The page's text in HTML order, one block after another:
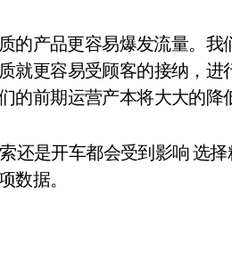
的产品更容易爆发流量。我
就更容易受顾客的接纳，进
前期运营产本将大大的降
还是开车都会受到影响 选
数据。